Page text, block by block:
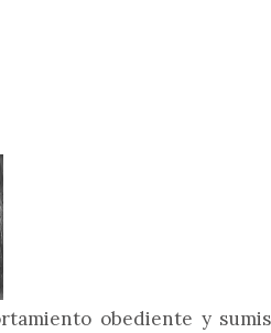
obediente y